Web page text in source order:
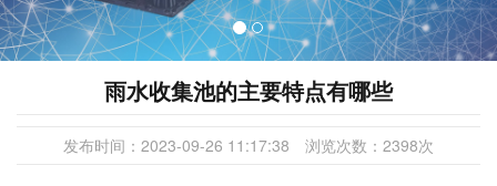
雨水收集池的主要特点有哪些
发布时间： 2023-09-26 11:17:38 浏览次数： 2398次